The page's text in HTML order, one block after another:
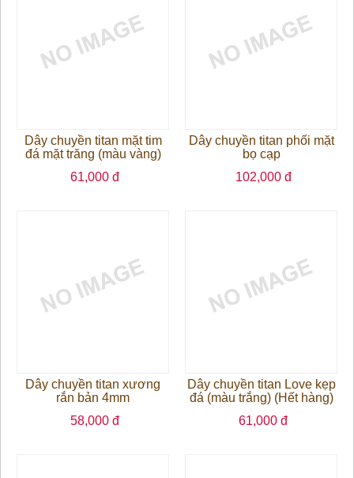
Dây chuyền titan mặt tim
đá mặt trăng (màu vàng)
61,000 đ
Dây chuyền titan phối mặt
bọ cạp
102,000 đ
Dây chuyền titan xương
rắn bản 4mm
58,000 đ
Dây chuyền titan Love kẹp
đá (màu trắng) (Hết hàng)
61,000 đ